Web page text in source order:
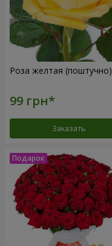
Роза желтая (поштучно)
Заказать